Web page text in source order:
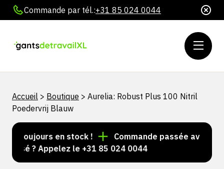
Commande par tél.:+31 85 024 0044
Accueil > Boutique > Aurelia: Robust Plus 100 Nitril
Poedervrij Blauw
toujours en stock !
Commande passée avant 15
? Appelez le +31 85 024 0044